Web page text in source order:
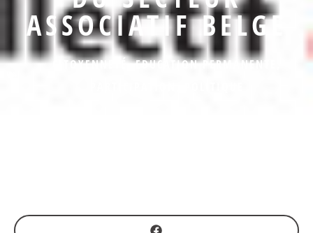
ASSOCIATIF BELGE
CITOYENNETÉ ,EDUCATION PERMANENTE